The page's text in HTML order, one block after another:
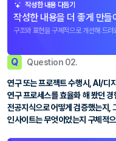
작성한 내용 다듬기
작성한 내용을 더 좋게 만들
구조와 표현을 구체적으로 개선해 드려
Q Question 02.
연구 또는 프로젝트 수행시, AI/디
연구 프로세스를 효율화 해 봤던
전공지식으로 어떻게 검증했는지,
인사이트는 무엇이었는지 구체적